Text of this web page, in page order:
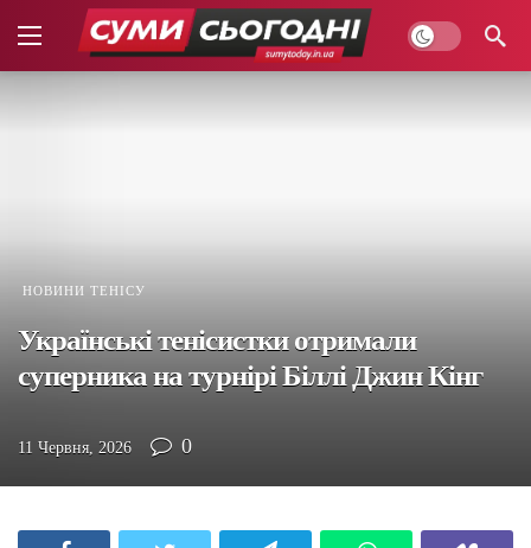
НОВИНИ ТЕНІСУ
Українські тенісистки отримали
суперника на турнірі Біллі Джин Кінг
11 Червня, 2026 0